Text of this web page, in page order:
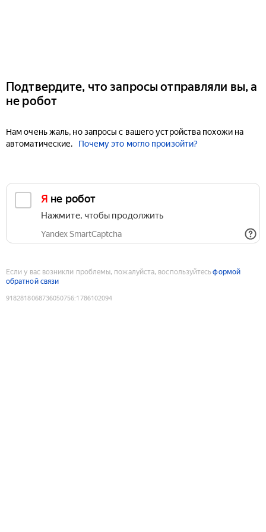
Подтвердите, что запросы отправляли вы, а
не робот
Нам очень жаль, но запросы с вашего устройства похожи на
автоматические.
Почему это могло произойти?
Я не робот
Нажмите, чтобы продолжить
Yandex SmartCaptcha
Если у вас возникли проблемы, пожалуйста, воспользуйтесьформой
обратной связи
9182818068736050756:1786102094